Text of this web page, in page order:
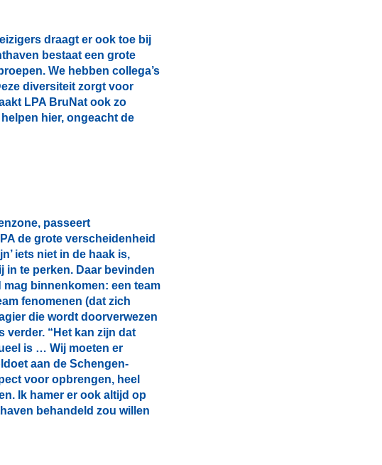
draagt er ook toe bij
bestaat een grote
We hebben collega’s
diversiteit zorgt voor
LPA BruNat ook zo
hier, ongeacht de
passeert
de grote verscheidenheid
iets niet in de haak is,
in te perken. Daar bevinden
binnenkomen: een team
fenomenen (dat zich
die wordt doorverwezen
verder. “Het kan zijn dat
is … Wij moeten er
aan de Schengen-
voor opbrengen, heel
Ik hamer er ook altijd op
behandeld zou willen